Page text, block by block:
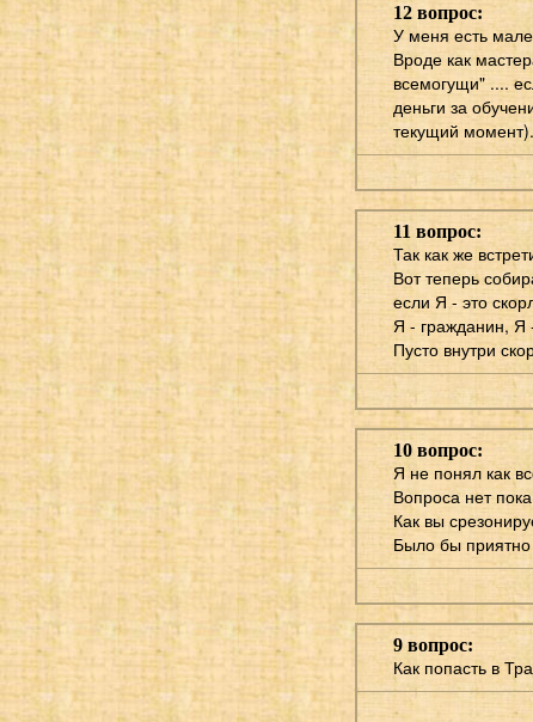
12 вопрос:
У меня есть
Вроде как
всемогущи" ....
деньги за
текущий
11 вопрос:
Так как же
Вот теперь
если Я - это
Я - гражданин, Я
Пусто внутри
10 вопрос:
Я не понял как
Вопроса нет
Как вы
Было бы приятно
9 вопрос:
Как попасть в